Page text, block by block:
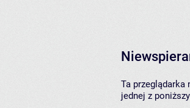
Ta przeglądarka
jednej z